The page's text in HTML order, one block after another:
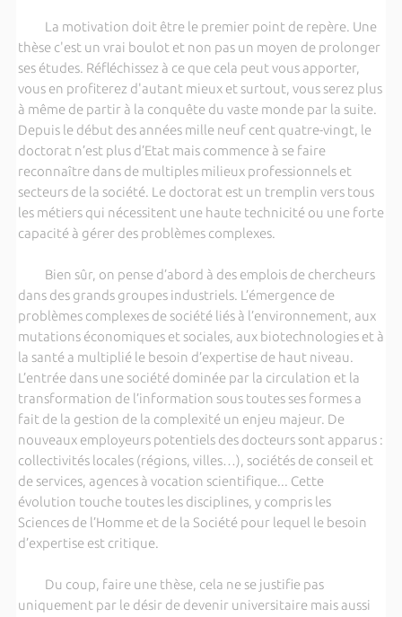
La motivation doit être le premier point de repère. Une
thèse c'est un vrai boulot et non pas un moyen de prolonger
ses études. Réfléchissez à ce que cela peut vous apporter,
vous en profiterez d'autant mieux et surtout, vous serez plus
à même de partir à la conquête du vaste monde par la suite.
Depuis le début des années mille neuf cent quatre-vingt, le
doctorat n’est plus d’Etat mais commence à se faire
reconnaître dans de multiples milieux professionnels et
secteurs de la société. Le doctorat est un tremplin vers tous
les métiers qui nécessitent une haute technicité ou une forte
capacité à gérer des problèmes complexes.
Bien sûr, on pense d’abord à des emplois de chercheurs
dans des grands groupes industriels. L’émergence de
problèmes complexes de société liés à l’environnement, aux
mutations économiques et sociales, aux biotechnologies et à
la santé a multiplié le besoin d’expertise de haut niveau.
L’entrée dans une société dominée par la circulation et la
transformation de l’information sous toutes ses formes a
fait de la gestion de la complexité un enjeu majeur. De
nouveaux employeurs potentiels des docteurs sont apparus :
collectivités locales (régions, villes…), sociétés de conseil et
de services, agences à vocation scientifique... Cette
évolution touche toutes les disciplines, y compris les
Sciences de l’Homme et de la Société pour lequel le besoin
d’expertise est critique.
Du coup, faire une thèse, cela ne se justifie pas
uniquement par le désir de devenir universitaire mais aussi